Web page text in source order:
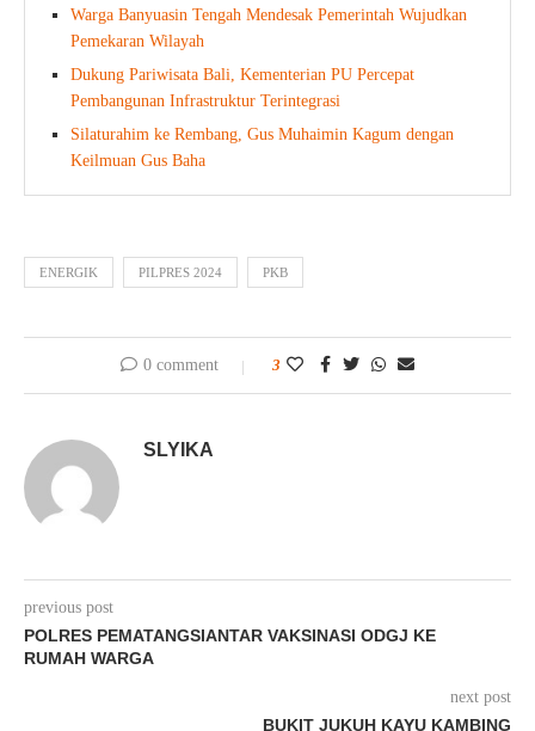
Warga Banyuasin Tengah Mendesak Pemerintah Wujudkan
Pemekaran Wilayah
Dukung Pariwisata Bali, Kementerian PU Percepat
Pembangunan Infrastruktur Terintegrasi
Silaturahim ke Rembang, Gus Muhaimin Kagum dengan
Keilmuan Gus Baha
ENERGIK PILPRES 2024 PKB
0 comment 3
SLYIKA
previous post
POLRES PEMATANGSIANTAR VAKSINASI ODGJ KE
RUMAH WARGA
next post
BUKIT JUKUH KAYU KAMBING